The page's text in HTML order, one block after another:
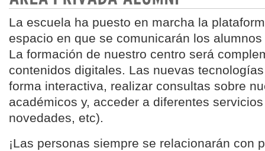
La escuela ha puesto en marcha la
espacio en que se comunicarán los
La formación de nuestro centro será
contenidos digitales. Las nuevas
forma interactiva, realizar consultas sobre
académicos y, acceder a diferentes
novedades, etc).
¡Las personas siempre se relacionarán con